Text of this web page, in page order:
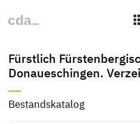
Fürstlich
Donaueschingen.
Bestandskatalog